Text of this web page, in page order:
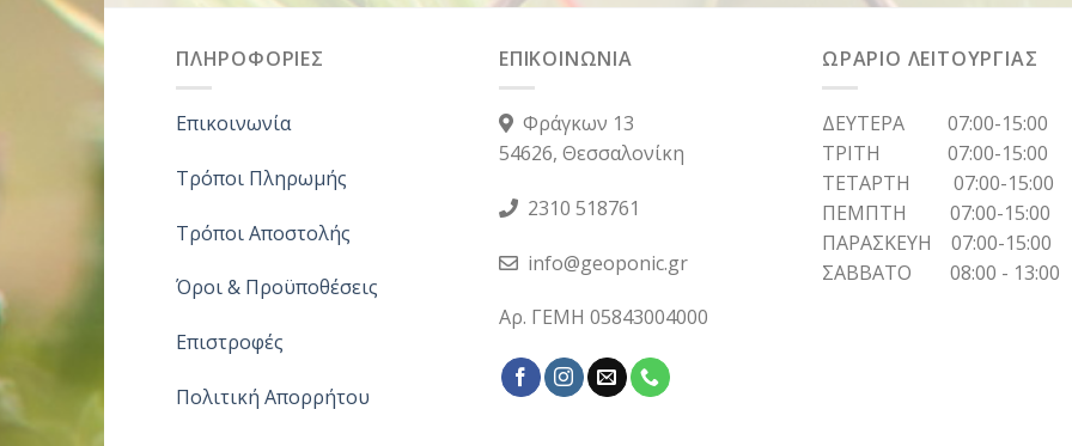
ΠΛΗΡΟΦΟΡΙΕΣ
Επικοινωνία
Τρόποι Πληρωμής
Τρόποι Αποστολής
Όροι & Προϋποθέσεις
Επιστροφές
Πολιτική Απορρήτου
ΕΠΙΚΟΙΝΩΝΙΑ
Φράγκων 13
54626, Θεσσαλονίκη
2310 518761
info@geoponic.gr
Αρ. ΓΕΜΗ 05843004000
ΩΡΑΡΙΟ ΛΕΙΤΟΥΡΓΙΑΣ
ΔΕΥΤΕΡΑ 07:00-15:00
ΤΡΙΤΗ 07:00-15:00
ΤΕΤΑΡΤΗ 07:00-15:00
ΠΕΜΠΤΗ 07:00-15:00
ΠΑΡΑΣΚΕΥΗ 07:00-15:00
ΣΑΒΒΑΤΟ 08:00 - 13:00